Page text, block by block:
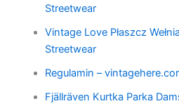
Streetwear
Vintage Love Płaszcz
Streetwear
Regulamin –
Fjällräven Kurtka Parka